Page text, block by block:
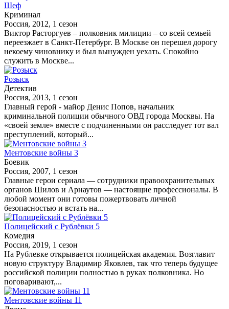
Шеф
Криминал
Россия, 2012, 1 сезон
Виктор Расторгуев – полковник милиции – со всей семьей
переезжает в Санкт-Петербург. В Москве он перешел дорогу
некоему чиновнику и был вынужден уехать. Спокойно
служить в Москве...
Розыск
Детектив
Россия, 2013, 1 сезон
Главный герой - майор Денис Попов, начальник
криминальной полиции обычного ОВД города Москвы. На
«своей земле» вместе с подчиненными он расследует тот вал
преступлений, который...
Ментовские войны 3
Боевик
Россия, 2007, 1 сезон
Главные герои сериала — сотрудники правоохранительных
органов Шилов и Арнаутов — настоящие профессионалы. В
любой момент они готовы пожертвовать личной
безопасностью и встать на...
Полицейский с Рублёвки 5
Комедия
Россия, 2019, 1 сезон
На Рублевке открывается полицейская академия. Возглавит
новую структуру Владимир Яковлев, так что теперь будущее
российской полиции полностью в руках полковника. Но
поговаривают,...
Ментовские войны 11